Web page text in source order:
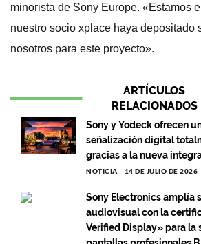
minorista de Sony Europe. «Estamos
nuestro socio xplace haya depositado
nosotros para este proyecto».
ARTÍCULOS
RELACIONADOS
Sony y Yodeck ofrecen
señalización digital
gracias a la nueva
NOTICIA 14 DE JULIO DE 2026
Sony Electronics amplía
audiovisual con la
Verified Display» para la